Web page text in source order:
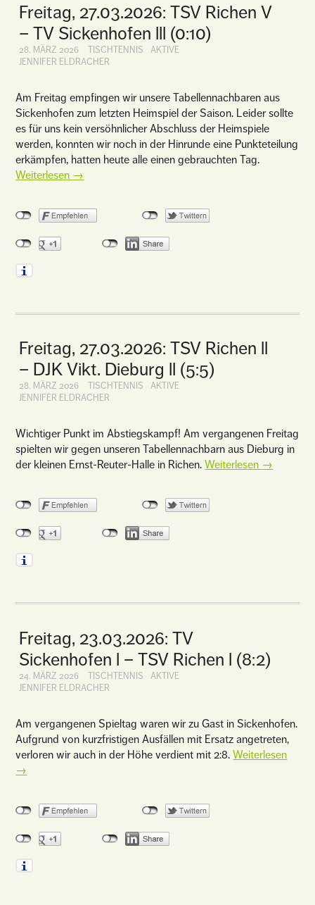
Freitag, 27.03.2026: TSV Richen V
– TV Sickenhofen lll (0:10)
28. MÄRZ 2026 TISCHTENNIS
AKTIVE
JENNIFER ELDRACHER
Am Freitag empfingen wir unsere Tabellennachbaren aus
Sickenhofen zum letzten Heimspiel der Saison. Leider sollte
es für uns kein versöhnlicher Abschluss der Heimspiele
werden, konnten wir noch in der Hinrunde eine Punkteteilung
erkämpfen, hatten heute alle einen gebrauchten Tag.
Weiterlesen →
Freitag, 27.03.2026: TSV Richen ll
– DJK Vikt. Dieburg ll (5:5)
28. MÄRZ 2026 TISCHTENNIS
AKTIVE
JENNIFER ELDRACHER
Wichtiger Punkt im Abstiegskampf! Am vergangenen Freitag
spielten wir gegen unseren Tabellennachbarn aus Dieburg in
der kleinen Ernst-Reuter-Halle in Richen.Weiterlesen →
Freitag, 23.03.2026: TV
Sickenhofen l – TSV Richen l (8:2)
24. MÄRZ 2026 TISCHTENNIS
AKTIVE
JENNIFER ELDRACHER
Am vergangenen Spieltag waren wir zu Gast in Sickenhofen.
Aufgrund von kurzfristigen Ausfällen mit Ersatz angetreten,
verloren wir auch in der Höhe verdient mit 2:8.Weiterlesen
→